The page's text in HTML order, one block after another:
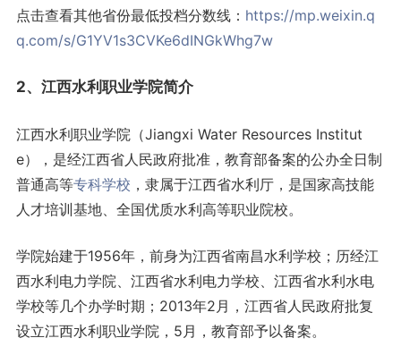
点击查看其他省份最低投档分数线： https://mp.weixin.q
q.com/s/G1YV1s3CVKe6dINGkWhg7w
2、江西水利职业学院简介
江西水利职业学院（Jiangxi Water Resources Institut
e），是经江西省人民政府批准，教育部备案的公办全日制
普通高等专科学校 ，隶属于江西省水利厅，是国家高技能
人才培训基地、全国优质水利高等职业院校。
学院始建于1956年，前身为江西省南昌水利学校；历经江
西水利电力学院、江西省水利电力学校、江西省水利水电
学校等几个办学时期；2013年2月，江西省人民政府批复
设立江西水利职业学院，5月，教育部予以备案。